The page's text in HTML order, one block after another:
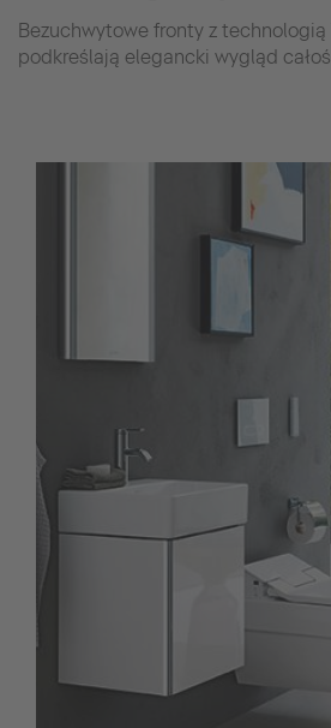
Bezuchwytowe fronty z
podkreślają elegancki wygląd